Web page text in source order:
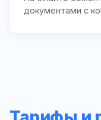
документами с